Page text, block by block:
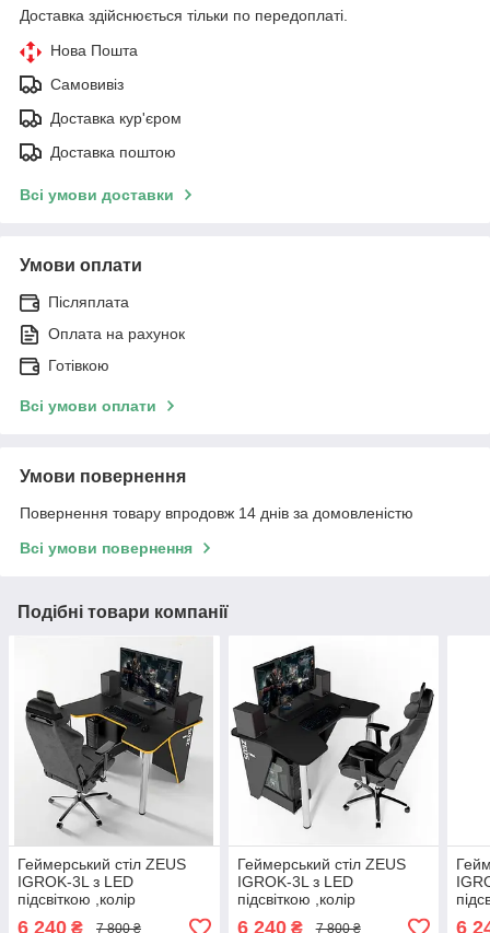
Доставка здійснюється тільки по передоплаті.
Нова Пошта
Самовивіз
Доставка кур'єром
Доставка поштою
Всі умови доставки
Умови оплати
Післяплата
Оплата на рахунок
Готівкою
Всі умови оплати
Умови повернення
Повернення товару впродовж 14 днів за домовленістю
Всі умови повернення
Подібні товари компанії
Геймерський стіл ZEUS
IGROK-3L з LED
підсвіткою ,колір
чорний+жовтий
6 240 ₴ 7 800 ₴
Геймерський стіл ZEUS
IGROK-3L з LED
підсвіткою ,колір
чорний+чорний
6 240₴ 7 800 ₴ 6